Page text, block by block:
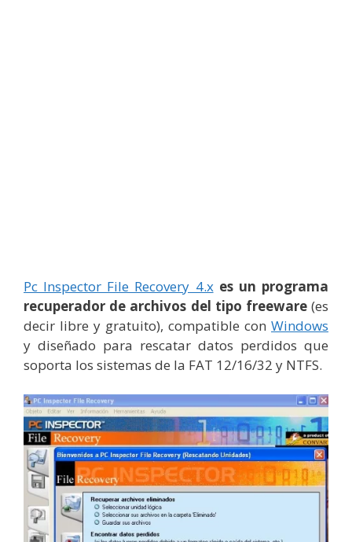
Pc Inspector File Recovery 4.x es un programa
recuperador de archivos del tipo freeware(es
decir libre y gratuito), compatible con Windows
y diseñado para rescatar datos perdidos que
soporta los sistemas de la FAT 12/16/32 y NTFS.